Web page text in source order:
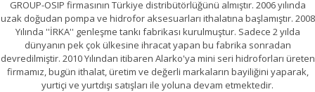
GROUP-OSIP firmasının Türkiye distribütörlüğünü almıştır. 2006 yılında
uzak doğudan pompa ve hidrofor aksesuarları ithalatına başlamıştır. 2008
Yılında ''İRKA'' genleşme tankı fabrikası kurulmuştur. Sadece 2 yılda
dünyanın pek çok ülkesine ihracat yapan bu fabrika sonradan
devredilmiştir. 2010 Yılından itibaren Alarko'ya mini seri hidroforları üreten
firmamız, bugün ithalat, üretim ve değerli markaların bayiliğini yaparak,
yurtiçi ve yurtdışı satışları ile yoluna devam etmektedir.